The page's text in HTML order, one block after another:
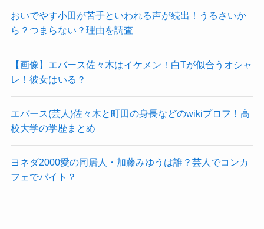
おいでやす小田が苦手といわれる声が続出！うるさいか
ら？つまらない？理由を調査
【画像】エバース佐々木はイケメン！白Tが似合うオシャ
レ！彼女はいる？
エバース(芸人)佐々木と町田の身長などのwikiプロフ！高
校大学の学歴まとめ
ヨネダ2000愛の同居人・加藤みゆうは誰？芸人でコンカ
フェでバイト？